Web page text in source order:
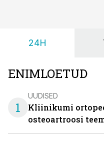
24H
ENIMLOETUD
1
UUDISED
Kliinikumi
osteoartroosi